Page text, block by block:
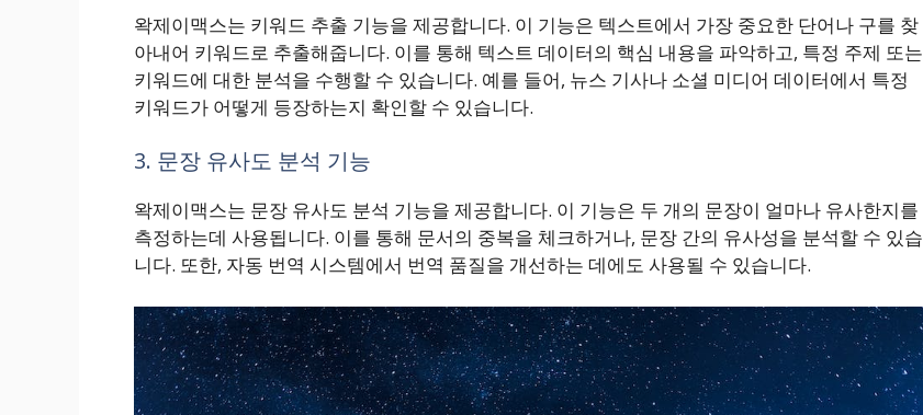
왁제이맥스는 키워드 추출 기능을 제공합니다. 이 기능은 텍스트에서 가장 중요한 단어나 구를 찾
아내어 키워드로 추출해줍니다. 이를 통해 텍스트 데이터의 핵심 내용을 파악하고, 특정 주제 또는
키워드에 대한 분석을 수행할 수 있습니다. 예를 들어, 뉴스 기사나 소셜 미디어 데이터에서 특정
키워드가 어떻게 등장하는지 확인할 수 있습니다.
3. 문장 유사도 분석 기능
왁제이맥스는 문장 유사도 분석 기능을 제공합니다. 이 기능은 두 개의 문장이 얼마나 유사한지를
측정하는데 사용됩니다. 이를 통해 문서의 중복을 체크하거나, 문장 간의 유사성을 분석할 수 있습
니다. 또한, 자동 번역 시스템에서 번역 품질을 개선하는 데에도 사용될 수 있습니다.